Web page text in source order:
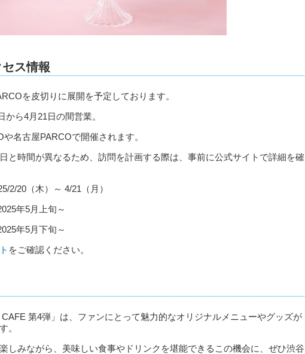
ス情報
を皮切りに展開を予定しております。
から4月21日の間営業。
名古屋PARCOで開催されます。
と時間が異なるため、訪問を計画する際は、事前に公式サイトで詳細を確
2/20（木）～ 4/21（月）
年5月上旬～
年5月下旬～
をご確認ください。
CAFE 第4弾」は、ファンにとって魅力的なオリジナルメニューやグッズが
。
しみながら、美味しい食事やドリンクを堪能できるこの機会に、ぜひ渋谷